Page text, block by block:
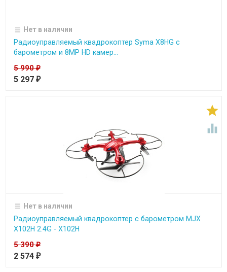
Нет в наличии
Радиоуправляемый квадрокоптер Syma X8HG с
барометром и 8MP HD камер...
5 990₽
5 297 ₽


Нет в наличии
Радиоуправляемый квадрокоптер с барометром MJX
X102H 2.4G - X102H
5 390₽
2 574 ₽